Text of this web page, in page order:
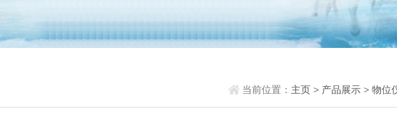
当前位置： 主页> 产品展示> 物位